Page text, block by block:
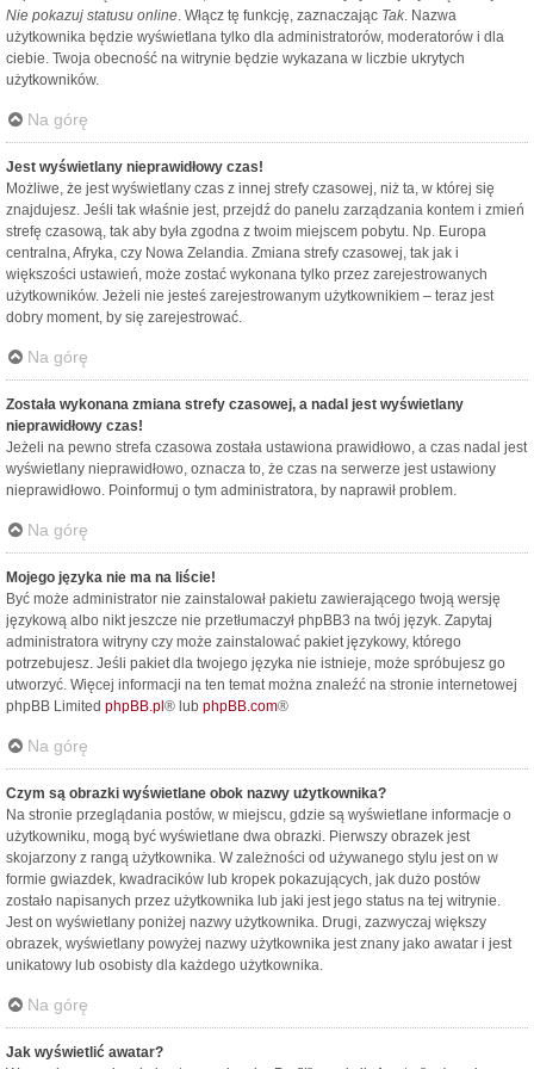
Nie pokazuj statusu online. Włącz tę funkcję, zaznaczając Tak. Nazwa
użytkownika będzie wyświetlana tylko dla administratorów, moderatorów i dla
ciebie. Twoja obecność na witrynie będzie wykazana w liczbie ukrytych
użytkowników.
Na górę
Jest wyświetlany nieprawidłowy czas!
Możliwe, że jest wyświetlany czas z innej strefy czasowej, niż ta, w której się
znajdujesz. Jeśli tak właśnie jest, przejdź do panelu zarządzania kontem i zmień
strefę czasową, tak aby była zgodna z twoim miejscem pobytu. Np. Europa
centralna, Afryka, czy Nowa Zelandia. Zmiana strefy czasowej, tak jak i
większości ustawień, może zostać wykonana tylko przez zarejestrowanych
użytkowników. Jeżeli nie jesteś zarejestrowanym użytkownikiem – teraz jest
dobry moment, by się zarejestrować.
Na górę
Została wykonana zmiana strefy czasowej, a nadal jest wyświetlany
nieprawidłowy czas!
Jeżeli na pewno strefa czasowa została ustawiona prawidłowo, a czas nadal jest
wyświetlany nieprawidłowo, oznacza to, że czas na serwerze jest ustawiony
nieprawidłowo. Poinformuj o tym administratora, by naprawił problem.
Na górę
Mojego języka nie ma na liście!
Być może administrator nie zainstalował pakietu zawierającego twoją wersję
językową albo nikt jeszcze nie przetłumaczył phpBB3 na twój język. Zapytaj
administratora witryny czy może zainstalować pakiet językowy, którego
potrzebujesz. Jeśli pakiet dla twojego języka nie istnieje, może spróbujesz go
utworzyć. Więcej informacji na ten temat można znaleźć na stronie internetowej
phpBB Limited phpBB.pl ® lub phpBB.com®
Na górę
Czym są obrazki wyświetlane obok nazwy użytkownika?
Na stronie przeglądania postów, w miejscu, gdzie są wyświetlane informacje o
użytkowniku, mogą być wyświetlane dwa obrazki. Pierwszy obrazek jest
skojarzony z rangą użytkownika. W zależności od używanego stylu jest on w
formie gwiazdek, kwadracików lub kropek pokazujących, jak dużo postów
zostało napisanych przez użytkownika lub jaki jest jego status na tej witrynie.
Jest on wyświetlany poniżej nazwy użytkownika. Drugi, zazwyczaj większy
obrazek, wyświetlany powyżej nazwy użytkownika jest znany jako awatar i jest
unikatowy lub osobisty dla każdego użytkownika.
Na górę
Jak wyświetlić awatar?